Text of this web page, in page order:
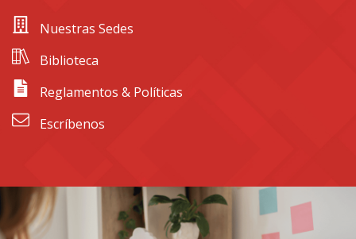
Nuestras Sedes
Biblioteca
Reglamentos & Políticas
Escríbenos